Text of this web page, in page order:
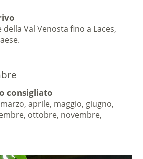
Val Venosta fino a Laces,
consigliato
aprile, maggio, giugno,
ottobre, novembre,